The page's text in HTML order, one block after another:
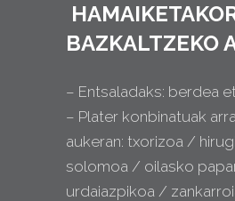
BAZKALTZEKO
– Entsaladaks: berdea
– Plater konbinatuak
aukeran: txorizoa /
solomoa / oilasko
urdaiazpikoa /